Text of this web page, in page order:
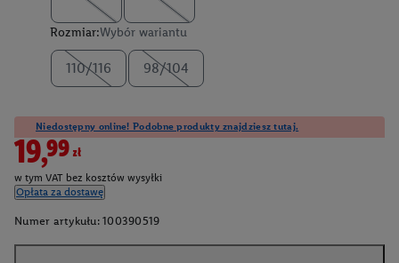
Rozmiar:Wybór wariantu
110/116 98/104
Niedostępny online! Podobne produkty znajdziesz tutaj.
19,99zł
w tym VAT bez kosztów wysyłki
Opłata za dostawę
Numer artykułu: 100390519